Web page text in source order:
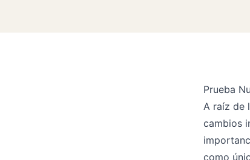
Prueba
A raíz de
cambios
como